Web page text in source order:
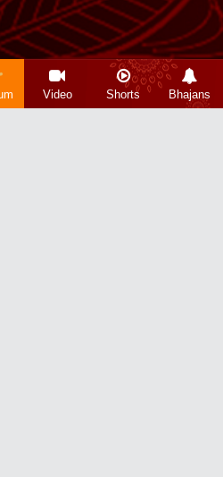
Video Shorts Bhajans